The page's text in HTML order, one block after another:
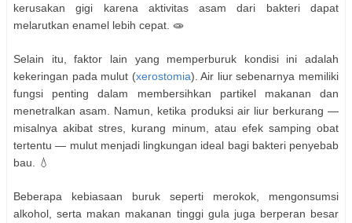
kerusakan gigi karena aktivitas asam dari bakteri dapat
melarutkan enamel lebih cepat. 🧫
Selain itu, faktor lain yang memperburuk kondisi ini adalah
kekeringan pada mulut (xerostomia). Air liur sebenarnya memiliki
fungsi penting dalam membersihkan partikel makanan dan
menetralkan asam. Namun, ketika produksi air liur berkurang —
misalnya akibat stres, kurang minum, atau efek samping obat
tertentu — mulut menjadi lingkungan ideal bagi bakteri penyebab
bau. 💧
Beberapa kebiasaan buruk seperti merokok, mengonsumsi
alkohol, serta makan makanan tinggi gula juga berperan besar